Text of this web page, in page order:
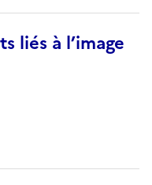
liés à l’image